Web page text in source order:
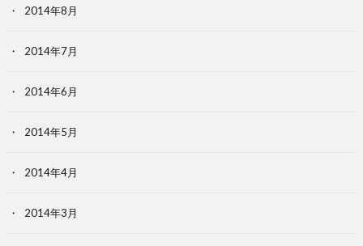
2014年8月
2014年7月
2014年6月
2014年5月
2014年4月
2014年3月